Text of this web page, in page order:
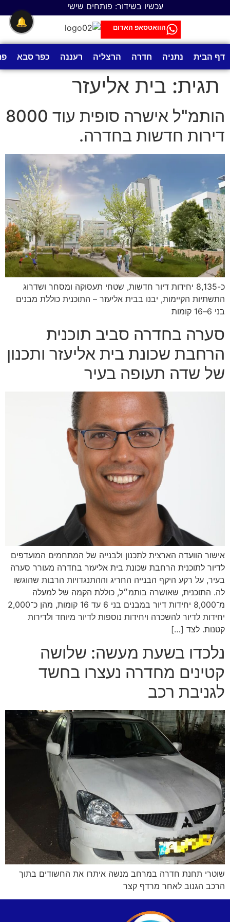
עכשיו בשידור: פותחים שישי
הוואטסאפ האדום
דף הבית נתניה חדרה הרצליה רעננה כפר סבא
תגית: בית אליעזר
הותמ"ל אישרה סופית עוד 8000
דירות חדשות בחדרה.
כ-8,135 יחידות דיור חדשות, שטחי תעסוקה ומסחר ושדרוג
התשתיות הקיימות, יבנו בבית אליעזר – התוכנית כוללת מבנים
בני 6–16 קומות
סערה בחדרה סביב תוכנית
הרחבת שכונת בית אליעזר ותכנון
של שדה תעופה בעיר
אישור הוועדה הארצית לתכנון ולבנייה של המתחמים המועדפים
לדיור לתוכנית הרחבת שכונת בית אליעזר בחדרה מעורר סערה
בעיר, על רקע היקף הבנייה החריג וההתנגדויות הרבות שהוגשו
לה. התוכנית, שאושרה בותמ״ל, כוללת הקמה של למעלה
מ־8,000 יחידות דיור במבנים בני 6 עד 16 קומות, מהן כ־2,000
יחידות לדיור להשכרה ויחידות נוספות לדיור מיוחד ולדירות
קטנות. לצד […]
נלכדו בשעת מעשה: שלושה
קטינים מחדרה נעצרו בחשד
לגניבת רכב
שוטרי תחנת חדרה במרחב מנשה איתרו את החשודים בתוך
הרכב הגנוב לאחר מרדף קצר
🔔